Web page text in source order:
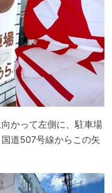
かって左側に、駐車場
道507号線からこの矢